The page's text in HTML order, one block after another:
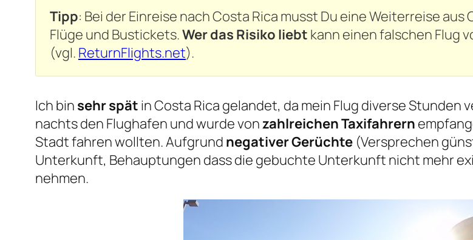
Tipp: Bei der Einreise nach Costa Rica musst Du eine Weiterreise
Flüge und Bustickets.Wer das Risiko liebt kann einen falschen Flug
(vgl. ReturnFlights.net).
Ich bin sehr spät in Costa Rica gelandet, da mein Flug diverse
nachts den Flughafen und wurde vonzahlreichen Taxifahrern
Stadt fahren wollten. Aufgrund negativer Gerüchte (Versprechen
Unterkunft, Behauptungen dass die gebuchte Unterkunft nicht mehr
nehmen.